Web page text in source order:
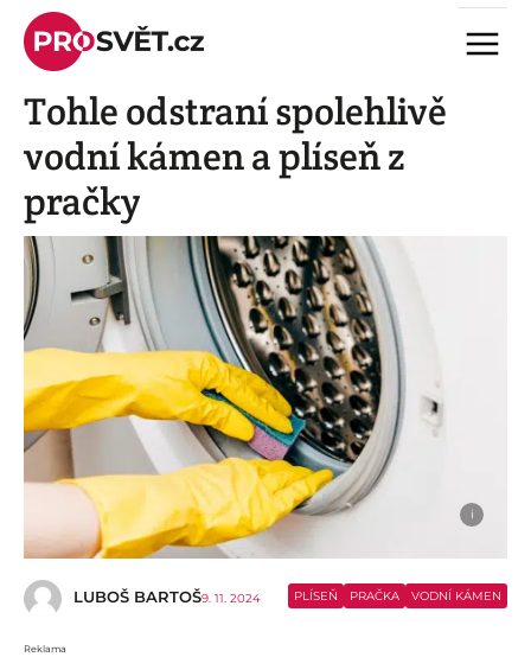
Skip
content
Menu
Tohle odstraní spolehlivě
vodní kámen a plíseň z
pračky
i
LUBOŠ BARTOŠ9. 11. 2024 PLÍSEŇ PRAČKA VODNÍ KÁMEN
Reklama